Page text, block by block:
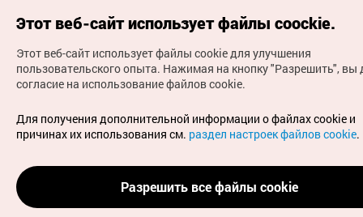
(с) Национальная организация туризма Кореи Все
права защищены
Для извещения об ошибках и проблемах, связанных с
работой веб-сайта, направляйте ваши запросы на
официальный адрес электронной почты
russian@knto.or.kr
Этот веб-сайт использует файлы coockie.
Этот веб-сайт использует файлы cookie для улучшения
пользовательского опыта. Нажимая на кнопку "Разрешить", вы
согласие на использование файлов cookie.
Для получения дополнительной информации о файлах cookie и
причинах их использования см. раздел настроек файлов cookie.
Разрешить все файлы cookie